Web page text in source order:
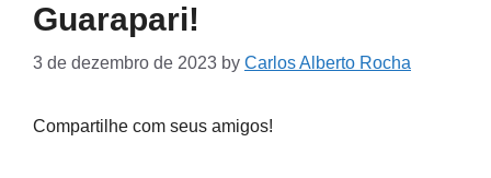
Guarapari!
3 de dezembro de 2023 by Carlos Alberto Rocha
Compartilhe com seus amigos!